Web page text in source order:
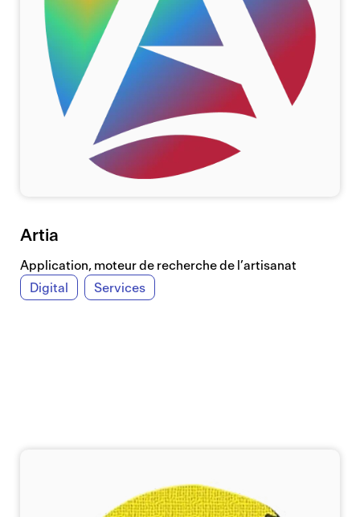
Artia
Application, moteur de recherche de l’artisanat
Digital
Services